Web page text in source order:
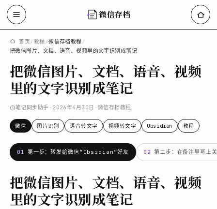
微信存档
首页/教程/微信存档教程/
把微信图片、文档、语音、视频里的文字识别成笔记
把微信图片、文档、语音、视频
里的文字识别成笔记
笔记同步助手 · 2026年4月30日 · 微信存档教程
微信 图片识别 语音转文字 视频转文字 Obsidian 教程
01 第一步：转发给微信“Obsidian”好友 02 第二步：在备注里写上
把微信图片、文档、语音、视频
里的文字识别成笔记